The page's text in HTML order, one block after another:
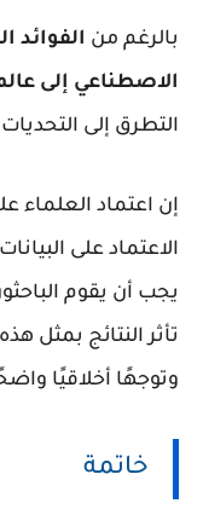
بالرغم من الفوائد
الاصطناعي إلى
التطرق إلى التحديات
إن اعتماد العلماء
الاعتماد على
يجب أن يقوم
تأثر النتائج بمثل
وتوجهًا أخلاقيًا
خاتمة